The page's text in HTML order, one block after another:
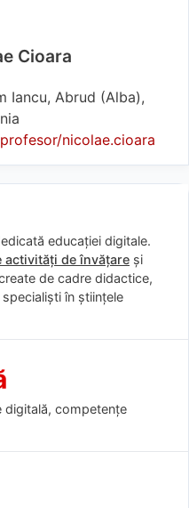
Cioara
Iancu, Abrud (Alba),
nicolae.cioara
educației digitale.
activități de învățare și
de cadre didactice,
în științele
digitală, competențe